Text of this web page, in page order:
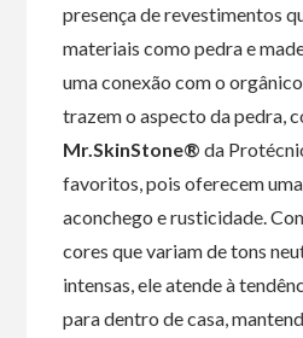
presença de revestimentos
materiais como pedra e
uma conexão com o
trazem o aspecto da pedra,
Mr.SkinStone® da
favoritos, pois oferecem
aconchego e rusticidade.
cores que variam de tons
intensas, ele atende à
para dentro de casa,